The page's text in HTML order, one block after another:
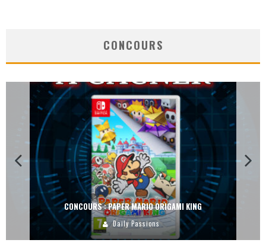
CONCOURS
CONCOURS : PAPER MARIO ORIGAMI KING
Daily Passions